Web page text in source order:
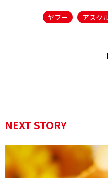
ヤフー アスク
NEXT STORY